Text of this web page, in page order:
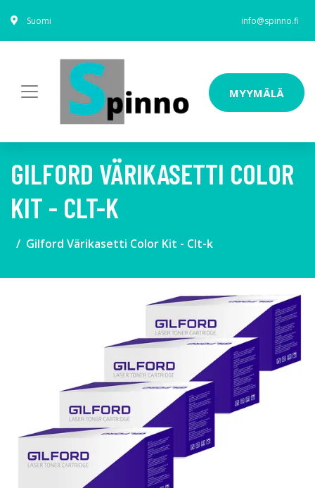
Suomi info@spinno.fi
MYYMÄLÄ
GILFORD VÄRIKASETTI COLOR
KIT - CLT-K
Gilford Värikasetti Color Kit - Clt-k